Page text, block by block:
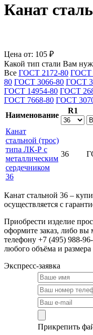
Канат
Цена от: 105 ₽
Какой тип стали Вам
Все ГОСТ 2172-80 ГОСТ
80 ГОСТ 3066-80 ГОСТ
ГОСТ 14954-80 ГОСТ
ГОСТ 7668-80 ГОСТ
Наименование
R1
Канат
стальной (трос)
типа ЛК-Р с
металлическим
сердечником
36
36
Канат стальной 36 –
осуществляется с
Приобрести изделие
оформите заказ, либо вы
телефону +7 (495) 988-
любого объёма и размера
Экспресс-заявка
Прикрепить